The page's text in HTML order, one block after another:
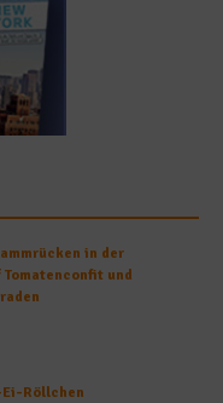
in der
und
Ei-Röllchen